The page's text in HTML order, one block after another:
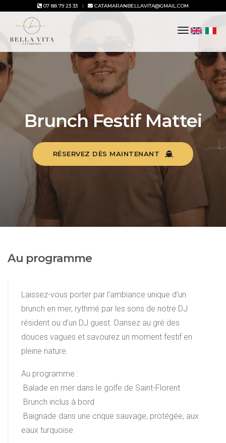
07 88 79 23 33 CATAMARANBELLAVITA@GMAIL.COM
toggle
Brunch Festif Mattei
RÉSERVEZ DÈS MAINTENANT
Au programme
Laissez-vous porter par l’ambiance unique d’un
brunch en mer, rythmé par les sons de notre DJ
résident ou d’un DJ guest. Dansez au gré des
douces vagues et savourez un moment festif en
pleine nature.
Au programme :
Balade en mer dans le golfe de Saint-Florent
Brunch inclus à bord
Baignade dans une crique sauvage, protégée, aux
eaux turquoise